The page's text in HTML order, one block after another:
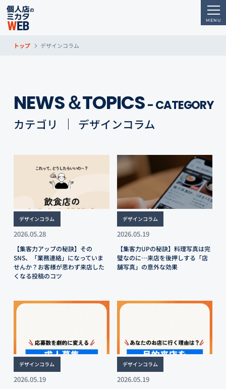
トップ デザインコラム
NEWS＆TOPICS- CATEGORY
カテゴリ デザインコラム
デザインコラム
2026.05.28
【集客力アップの秘訣】その
SNS、「業務連絡」になっていま
せんか？お客様が思わず来店した
くなる投稿のコツ
デザインコラム
2026.05.19
【集客力UPの秘訣】料理写真は完
璧なのに…来店を後押しする「店
舗写真」の意外な効果
デザインコラム
2026.05.19
デザインコラム
2026.05.19